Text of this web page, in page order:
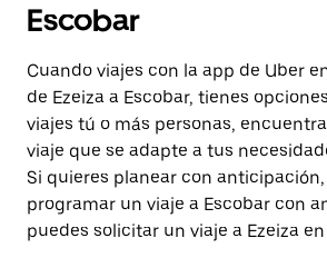
Escobar
Cuando viajes con la app de Uber
de Ezeiza a Escobar, tienes
viajes tú o más personas,
viaje que se adapte a tus
Si quieres planear con
programar un viaje a Escobar con
puedes solicitar un viaje a Ezeiza